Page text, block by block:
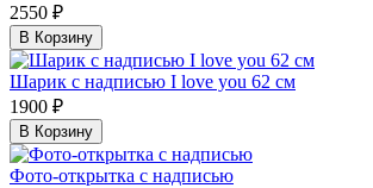
2550 ₽
В Корзину
Шарик с надписью I love you 62 см
1900 ₽
В Корзину
Фото-открытка с надписью